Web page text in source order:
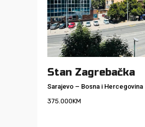
Stan Zagrebačka
Sarajevo – Bosna i Hercegovina
375.000KM